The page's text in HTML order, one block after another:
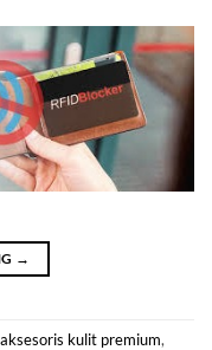
→
aksesoris kulit premium,